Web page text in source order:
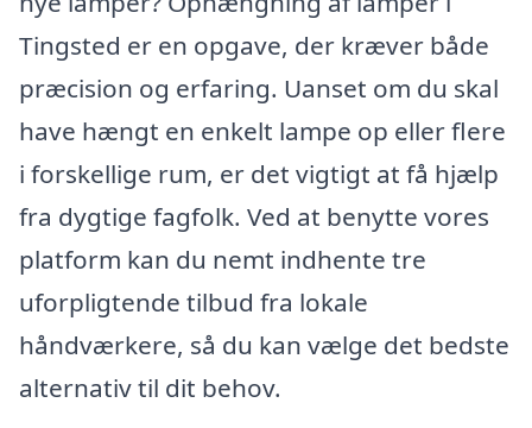
Tingsted er en opgave, der kræver både
præcision og erfaring. Uanset om du skal
have hængt en enkelt lampe op eller flere
i forskellige rum, er det vigtigt at få hjælp
fra dygtige fagfolk. Ved at benytte vores
platform kan du nemt indhente tre
uforpligtende tilbud fra lokale
håndværkere, så du kan vælge det bedste
alternativ til dit behov.